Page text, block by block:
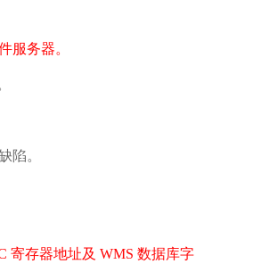
服务器。
陷。
寄存器地址及 WMS 数据库字